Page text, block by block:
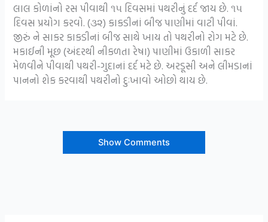
લાલ કોળાંનો રસ પીવાથી ૧૫ દિવસમાં પથરીનું દર્દ જાય છે. ૧૫
દિવસ પ્રયોગ કરવો. (૩૨) કાકડીનાં બીજ પાણીમાં વાટી પીવાં.
જીરું ને સાકર કાકડીનાંબીજ સાથે ખાય તો પથરીનો રોગ મટે છે.
મકાઈની મૂછ (અંદરથી નીકળતા રેષા) પાણીમાં ઉકાળી સાકર
મેળવીને પીવાથી પથરી-ગુદાનાં દર્દ મટે છે.અરડૂસી અને લીમડાનાં
પાનનો શેક કરવાથી પથરીનોદુઃખાવો ઓછો થાય છે.
Show Comments